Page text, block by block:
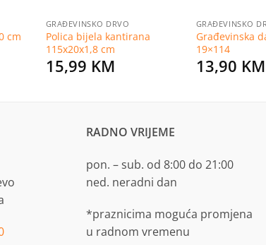
cm
GRAĐEVINSKO DRVO
Polica bijela kantirana
115x20x1,8 cm
15,99 KM
GRAĐEVINSKO
Građevinska
19×114
13,90 KM
RADNO VRIJEME
pon. – sub. od 8:00 do 21:00
ned. neradni dan
*praznicima moguća promjena
u radnom vremenu